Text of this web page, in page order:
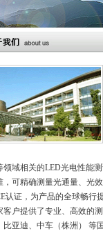
领域相关的LED光电性能
，可精确测量光通量、光
认证，为产品的全球畅行
客户提供了专业、高效的
比亚迪、中车（株洲） 等